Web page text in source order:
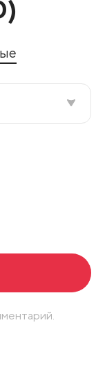
)